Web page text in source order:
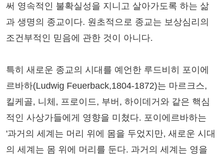
써 영속적인 불확실성을 지니고 살아가도록 하는 삶
과 생명의 종교이다. 원초적으로 종교는 보상심리의
조건부적인 믿음에 관한 것이 아니다.
특히 새로운 종교의 시대를 예언한 루드비히 포이에
르바하(Ludwig Feuerback,1804-1872)는 마르크스,
킬케골, 니체, 프로이드, 부버, 하이데거와 같은 핵심
적인 사상가들에게 영향을 미쳤다. 포이에르바하는
'과거의 세계는 머리 위에 몸을 두었지만, 새로운 시대
의 세계는 몸 위에 머리를 둔다. 과거의 세계는 영을